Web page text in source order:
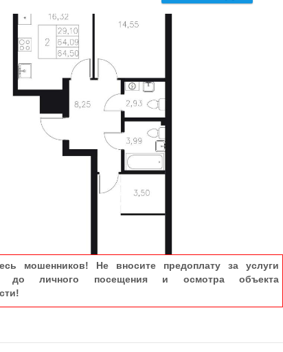
мошенников! Не вносите предоплату за услуги
до личного посещения и осмотра объекта